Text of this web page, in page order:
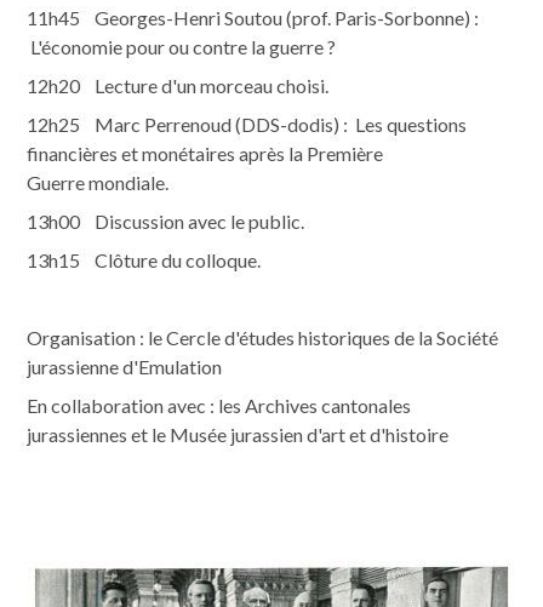
11h45 Georges-Henri Soutou (prof. Paris-Sorbonne) :
L'économie pour ou contre la guerre ?
12h20 Lecture d'un morceau choisi.
12h25 Marc Perrenoud (DDS-dodis) : Les questions
financières et monétaires après la Première
Guerre mondiale.
13h00 Discussion avec le public.
13h15 Clôture du colloque.
Organisation : le Cercle d'études historiques de la Société
jurassienne d'Emulation
En collaboration avec : les Archives cantonales
jurassiennes et le Musée jurassien d'art et d'histoire